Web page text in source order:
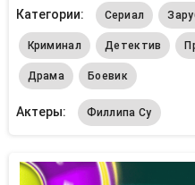
Категории:
Сериал
Криминал Детектив
Драма Боевик
Актеры: Филлипа Су